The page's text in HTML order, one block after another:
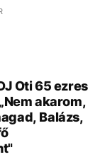
Oti 65 ezres
akarom,
Balázs,